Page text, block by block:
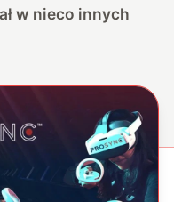
w nieco innych